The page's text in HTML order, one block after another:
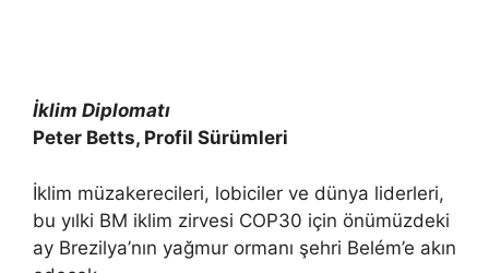
İklim Diplomatı
Peter Betts, Profil Sürümleri
İklim müzakerecileri, lobiciler ve dünya liderleri,
bu yılki BM iklim zirvesi COP30 için önümüzdeki
ay Brezilya’nın yağmur ormanı şehri Belém’e akın